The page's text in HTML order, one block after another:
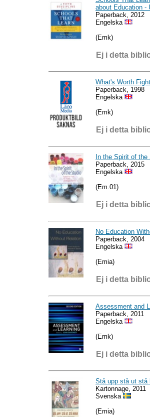
about Education -
Paperback, 2012
Engelska
(Emk)
Ej i detta
What's Worth
Paperback, 1998
Engelska
(Emk)
Ej i detta
In the Spirit of the
Paperback, 2015
Engelska
(Em.01)
Ej i detta
No Education
Paperback, 2004
Engelska
(Emia)
Ej i detta
Assessment and
Paperback, 2011
Engelska
(Emk)
Ej i detta
Stå upp stå ut stå
Kartonnage, 2011
Svenska
(Emia)